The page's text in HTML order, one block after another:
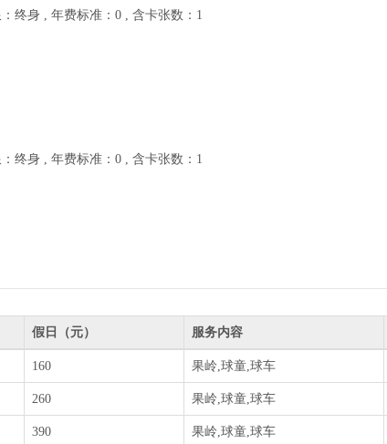
终身 , 年费标准：0 , 含卡张数：1
终身 , 年费标准：0 , 含卡张数：1
假日（元） 服务内容
160 果岭,球童,球车
260 果岭,球童,球车
390 果岭,球童,球车